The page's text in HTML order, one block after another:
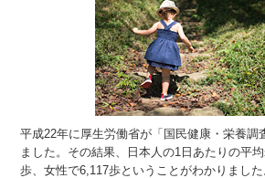
平成22年に厚生労働省が「国民健康・栄養調
ました。その結果、日本人の1日あたりの平
歩、女性で6,117歩ということがわかりまし